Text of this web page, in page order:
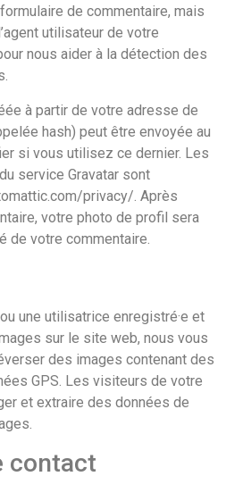
de commentaire, mais
utilisateur de votre
nous aider à la détection des
à partir de votre adresse de
hash) peut être envoyée au
si vous utilisez ce dernier. Les
service Gravatar sont
privacy/. Après
votre photo de profil sera
de votre commentaire.
une utilisatrice enregistré·e et
sur le site web, nous vous
des images contenant des
GPS. Les visiteurs de votre
et extraire des données de
contact